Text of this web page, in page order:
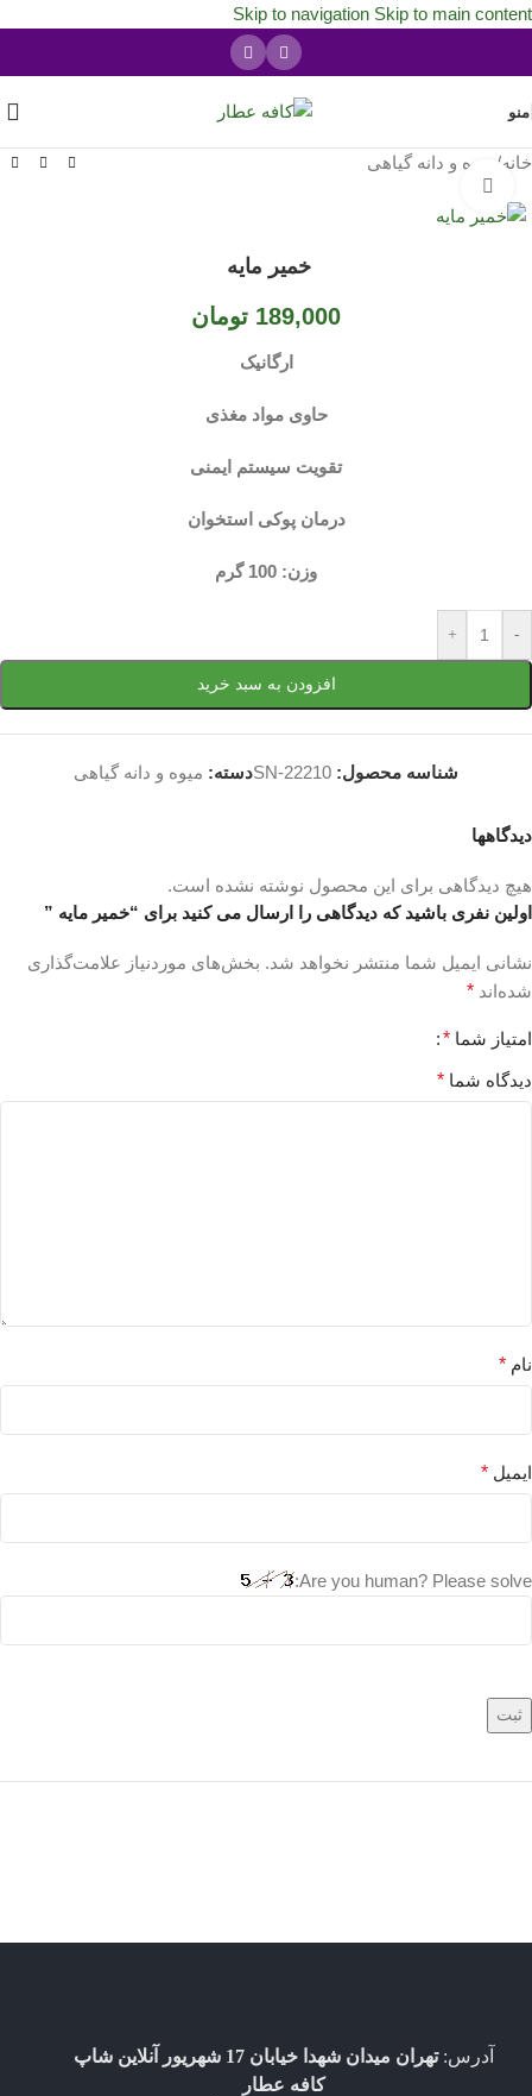
Skip to navigation Skip to main content
منو
خانه/ میوه و دانه گیاهی
خمیر مایه
189,000 تومان
ارگانیک
حاوی مواد مغذی
تقویت سیستم ایمنی
درمان پوکی استخوان
وزن: 100 گرم
-
+
افزودن به سبد خرید
شناسه محصول: SN-22210دسته: میوه و دانه گیاهی
دیدگاهها
هیچ دیدگاهی برای این محصول نوشته نشده است.
اولین نفری باشید که دیدگاهی را ارسال می کنید برای “خمیر مایه ”
نشانی ایمیل شما منتشر نخواهد شد. بخش‌های موردنیاز علامت‌گذاری
شده‌اند *
امتیاز شما *
دیدگاه شما *
نام *
ایمیل *
Are you human? Please solve:
آدرس:
تهران میدان شهدا خیابان 17 شهریور آنلاین شاپ
کافه عطار